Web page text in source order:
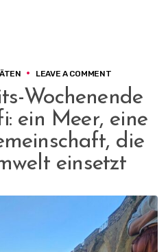
LEAVE A COMMENTON
WOCHENENDE
2025
IN
AMALFI:
EIN
MEER,
EINE
EINE
DIE
SICH
FÜR
Wochenende
ein Meer, eine
die
einsetzt